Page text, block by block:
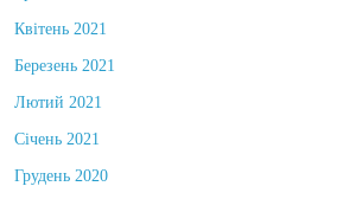
Квітень 2021
Березень 2021
Лютий 2021
Січень 2021
Грудень 2020